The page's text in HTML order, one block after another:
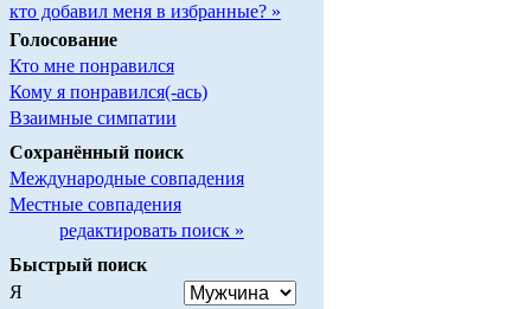
кто добавил меня в избранные? »
Голосование
Кто мне понравился
Кому я понравился(-ась)
Взаимные симпатии
Сохранённый поиск
Международные совпадения
Местные совпадения
редактировать поиск »
Быстрый поиск
Я